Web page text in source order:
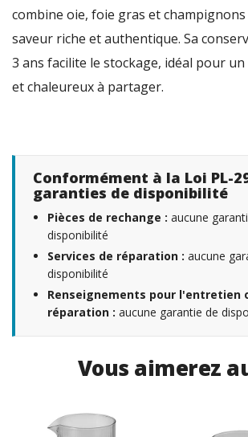
combine oie, foie gras et
saveur riche et authentique. Sa
3 ans facilite le stockage, idéal pour
et chaleureux à partager.
Conformément à la Loi PL-
garanties de disponibilité
Pièces de rechange : aucune
disponibilité
Services de réparation : aucune
disponibilité
Renseignements pour l'entretien
réparation : aucune garantie de
Vous aimerez